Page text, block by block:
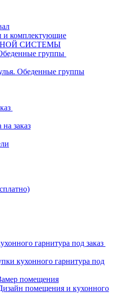
и комплектующие
СИСТЕМЫ
группы
Обеденные группы
заказ
гарнитура под заказ
кухонного гарнитура под
помещения
помещения и кухонного